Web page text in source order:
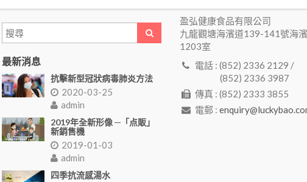
最新消息
抗擊新型冠狀病毒肺炎方法
2020-03-25
admin
2019年全新形像 ─「点販」
新銷售機
2019-01-03
admin
四季抗流感湯水
盈弘健康食品有限公司
九龍觀塘海濱道139-141號海
1203室
電話 : (852) 2336 2129 /
(852) 2336 3987
傳真 : (852) 2333 3855
電郵 :